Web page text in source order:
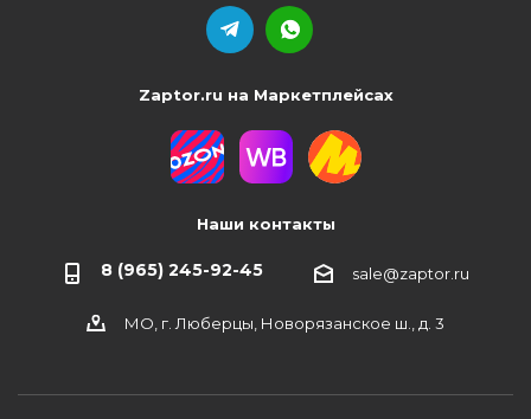
Zaptor.ru на Маркетплейсах
Наши контакты
8 (965) 245-92-45 sale@zaptor.ru
МО, г. Люберцы, Новорязанское ш., д. 3